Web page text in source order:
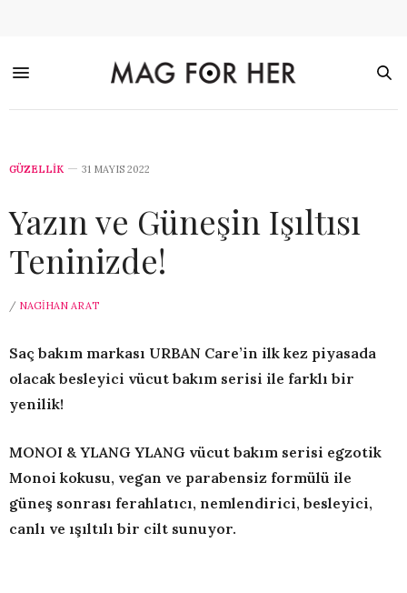
GÜZELLİK 31 MAYIS 2022
Yazın ve Güneşin Işıltısı
Teninizde!
/ NAGIHAN ARAT
Saç bakım markası URBAN Care’in ilk kez piyasada
olacak besleyici vücut bakım serisi ile farklı bir
yenilik!
MONOI & YLANG YLANG vücut bakım serisi egzotik
Monoi kokusu, vegan ve parabensiz formülü ile
güneş sonrası ferahlatıcı, nemlendirici, besleyici,
canlı ve ışıltılı bir cilt sunuyor.